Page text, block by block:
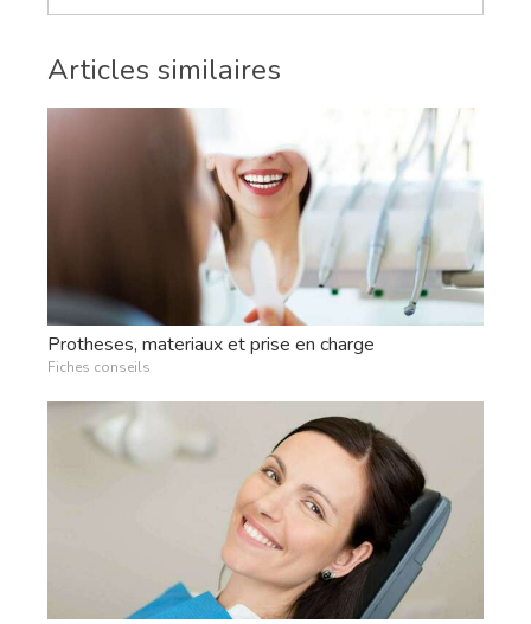
Articles similaires
Protheses, materiaux et prise en charge
Fiches conseils